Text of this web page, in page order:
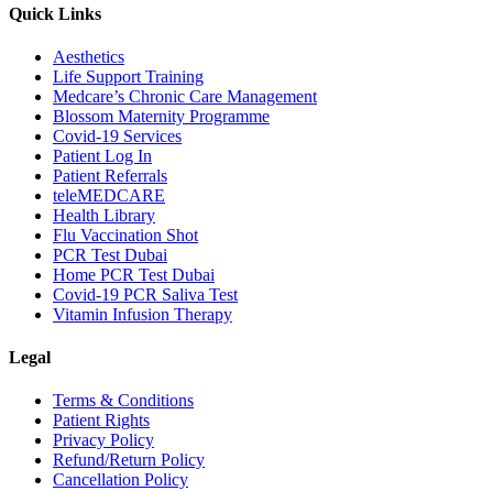
Quick Links
Aesthetics
Life Support Training
Medcare’s Chronic Care Management
Blossom Maternity Programme
Covid-19 Services
Patient Log In
Patient Referrals
teleMEDCARE
Health Library
Flu Vaccination Shot
PCR Test Dubai
Home PCR Test Dubai
Covid-19 PCR Saliva Test
Vitamin Infusion Therapy
Legal
Terms & Conditions
Patient Rights
Privacy Policy
Refund/Return Policy
Cancellation Policy